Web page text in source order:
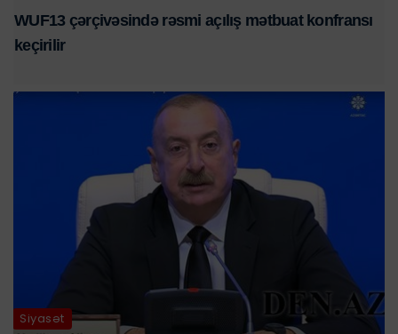
WUF13 çərçivəsində rəsmi açılış mətbuat konfransı
keçirilir
Siyasət